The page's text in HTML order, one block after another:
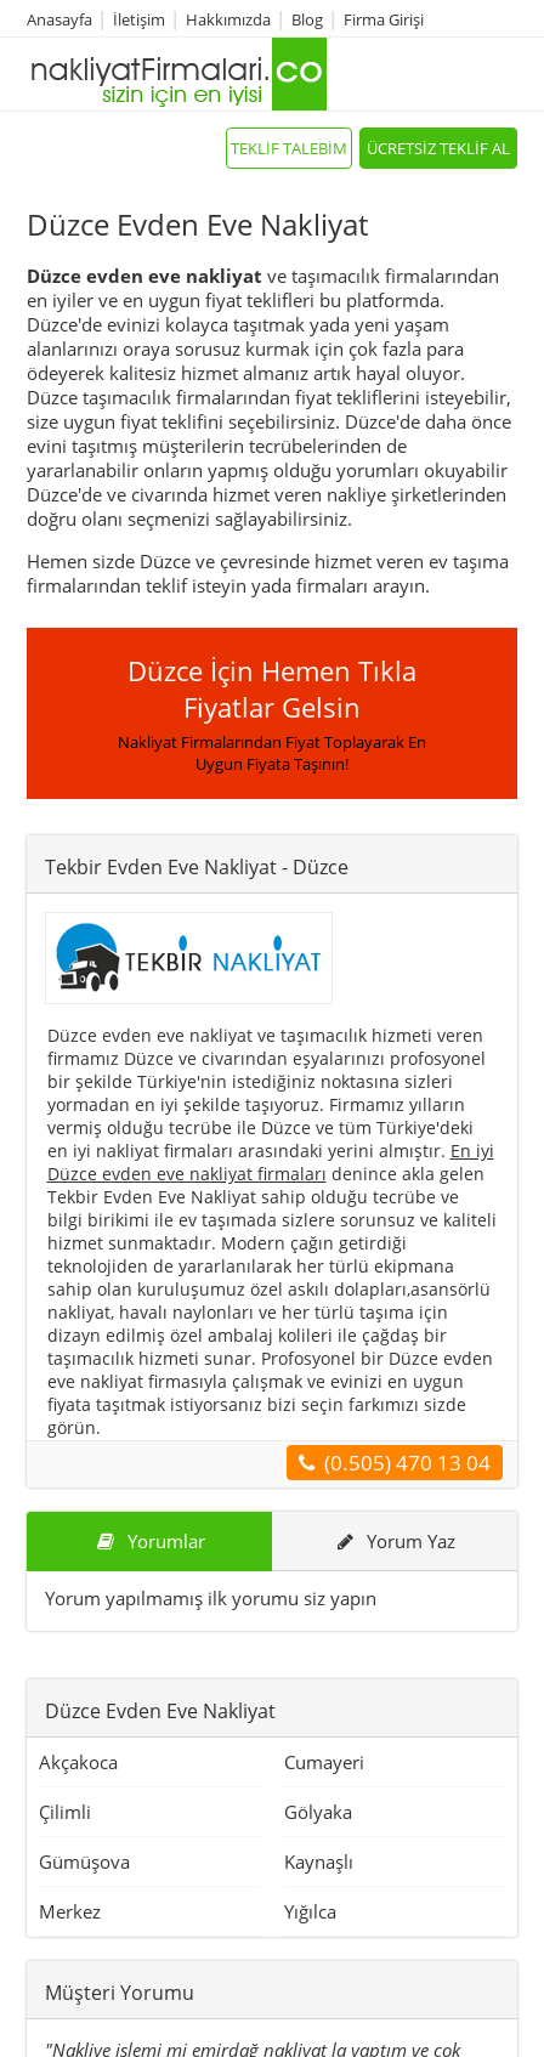
Anasayfa İletişim Hakkımızda Blog Firma Girişi
ÜCRETSİZ TEKLİF AL
TEKLİF TALEBİM
Düzce Evden Eve Nakliyat
Düzce evden eve nakliyat ve taşımacılık firmalarından
en iyiler ve en uygun fiyat teklifleri bu platformda.
Düzce'de evinizi kolayca taşıtmak yada yeni yaşam
alanlarınızı oraya sorusuz kurmak için çok fazla para
ödeyerek kalitesiz hizmet almanız artık hayal oluyor.
Düzce taşımacılık firmalarından fiyat tekliflerini isteyebilir,
size uygun fiyat teklifini seçebilirsiniz. Düzce'de daha önce
evini taşıtmış müşterilerin tecrübelerinden de
yararlanabilir onların yapmış olduğu yorumları okuyabilir
Düzce'de ve civarında hizmet veren nakliye şirketlerinden
doğru olanı seçmenizi sağlayabilirsiniz.
Hemen sizde Düzce ve çevresinde hizmet veren ev taşıma
firmalarından teklif isteyin yada firmaları arayın.
Düzce İçin Hemen Tıkla
Fiyatlar Gelsin
Nakliyat Firmalarından Fiyat Toplayarak En
Uygun Fiyata Taşının!
Tekbir Evden Eve Nakliyat- Düzce
Düzce evden eve nakliyat ve taşımacılık hizmeti veren
firmamız Düzce ve civarından eşyalarınızı profosyonel
bir şekilde Türkiye'nin istediğiniz noktasına sizleri
yormadan en iyi şekilde taşıyoruz. Firmamız yılların
vermiş olduğu tecrübe ile Düzce ve tüm Türkiye'deki
en iyi nakliyat firmaları arasındaki yerini almıştır. En iyi
Düzce evden eve nakliyat firmaları denince akla gelen
Tekbir Evden Eve Nakliyat sahip olduğu tecrübe ve
bilgi birikimi ile ev taşımada sizlere sorunsuz ve kaliteli
hizmet sunmaktadır. Modern çağın getirdiği
teknolojiden de yararlanılarak her türlü ekipmana
sahip olan kuruluşumuz özel askılı dolapları,asansörlü
nakliyat, havalı naylonları ve her türlü taşıma için
dizayn edilmiş özel ambalaj kolileri ile çağdaş bir
taşımacılık hizmeti sunar. Profosyonel bir Düzce evden
eve nakliyat firmasıyla çalışmak ve evinizi en uygun
fiyata taşıtmak istiyorsanız bizi seçin farkımızı sizde
görün.
(0.505) 470 13 04
Yorumlar Yorum Yaz
Yorum yapılmamış ilk yorumu siz yapın
Düzce Evden Eve Nakliyat
Akçakoca Cumayeri
Çilimli Gölyaka
Gümüşova Kaynaşlı
Merkez Yığılca
Müşteri Yorumu
"Nakliye işlemi mi emirdağ nakliyat la yaptım ve çok